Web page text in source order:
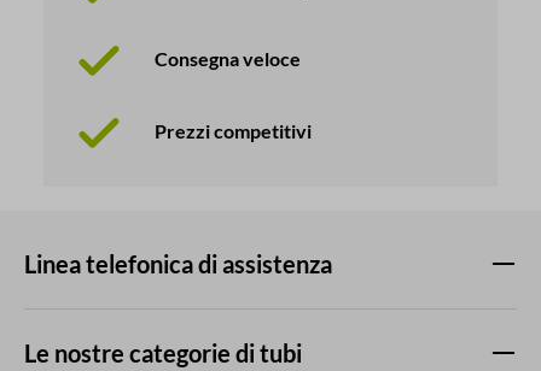
Consegna veloce
Prezzi competitivi
Linea telefonica di assistenza
Le nostre categorie di tubi